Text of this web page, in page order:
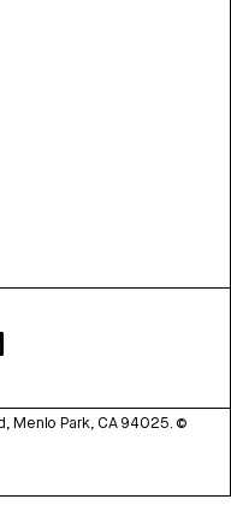
Menlo Park, CA 94025. ©